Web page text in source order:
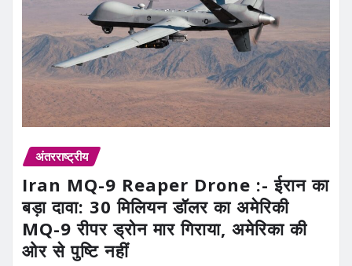
अंतरराष्ट्रीय
Iran MQ-9 Reaper Drone :- ईरान का
बड़ा दावा: 30 मिलियन डॉलर का अमेरिकी
MQ-9 रीपर ड्रोन मार गिराया, अमेरिका की
ओर से पुष्टि नहीं